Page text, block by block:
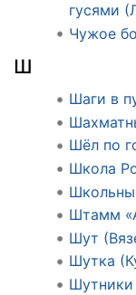
гусями
Чужое
Ш
Шаги в
Шёл по
Школа
Штамм
Шут
Шутка
Шутники